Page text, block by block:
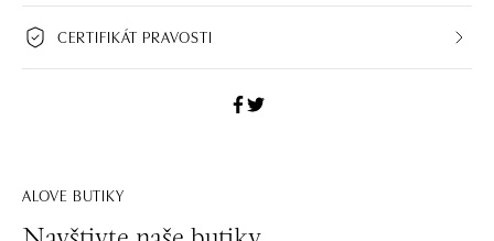
CERTIFIKÁT PRAVOSTI
ALOVE BUTIKY